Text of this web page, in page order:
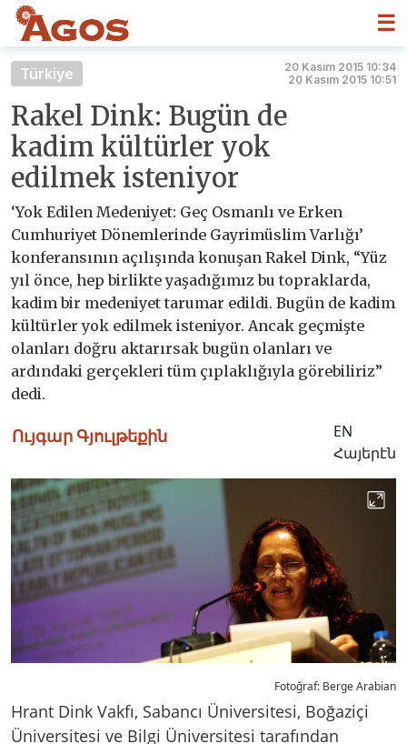
☰
Türkiye
20 Kasım 2015 10:34
20 Kasım 2015 10:51
Rakel Dink: Bugün de
kadim kültürler yok
edilmek isteniyor
‘Yok Edilen Medeniyet: Geç Osmanlı ve Erken
Cumhuriyet Dönemlerinde Gayrimüslim Varlığı’
konferansının açılışında konuşan Rakel Dink, “Yüz
yıl önce, hep birlikte yaşadığımız bu topraklarda,
kadim bir medeniyet tarumar edildi. Bugün de kadim
kültürler yok edilmek isteniyor. Ancak geçmişte
olanları doğru aktarırsak bugün olanları ve
ardındaki gerçekleri tüm çıplaklığıyla görebiliriz”
dedi.
Ույգար Գյուլթեքին
EN
Հայերէն
Fotoğraf: Berge Arabian
Hrant Dink Vakfı, Sabancı Üniversitesi, Boğaziçi
Üniversitesi ve Bilgi Üniversitesi tarafından